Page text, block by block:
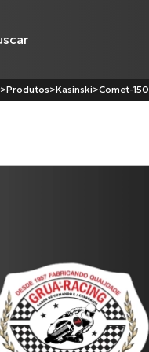
>Produtos>Kasinski>Comet-150